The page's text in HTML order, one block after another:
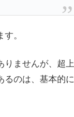
。
りませんが、超上
るのは、基本的に